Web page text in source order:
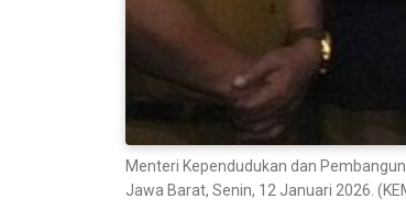
Menteri Kependudukan dan
Jawa Barat, Senin, 12 Januari 2026.